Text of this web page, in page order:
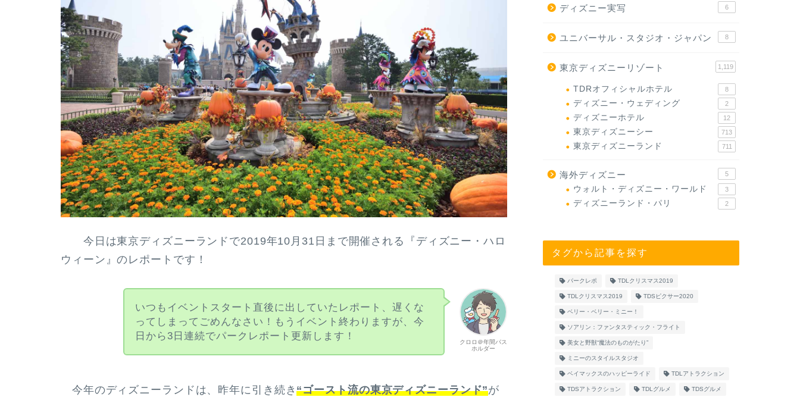
今日は東京ディズニーランドで2019年10月31日まで開催される『ディズニー・ハロ
ウィーン』のレポートです！
クロロ＠年間パス
ホルダー
いつもイベントスタート直後に出していたレポート、遅くな
ってしまってごめんなさい！もうイベント終わりますが、今
日から3日連続でパークレポート更新します！
今年のディズニーランドは、昨年に引き続き“ゴースト流の東京ディズニーランド”が
ディズニー実写 6
ユニバーサル・スタジオ・ジャパン 8
東京ディズニーリゾート 1,119
TDRオフィシャルホテル 8
ディズニー・ウェディング 2
ディズニーホテル 12
東京ディズニーシー 713
東京ディズニーランド 711
海外ディズニー 5
ウォルト・ディズニー・ワールド 3
ディズニーランド・パリ 2
タグから記事を探す
パークレポ TDLクリスマス2019
TDLクリスマス2019 TDSピクサー2020
ベリー・ベリー・ミニー！
ソアリン：ファンタスティック・フライト
美女と野獣“魔法のものがたり”
ミニーのスタイルスタジオ
ベイマックスのハッピーライド TDLアトラクション
TDSアトラクション TDLグルメ TDSグルメ